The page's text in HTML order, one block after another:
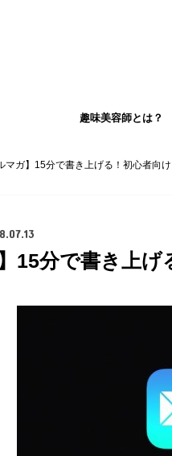
趣味美容師とは？
マガ】15分で書き上げる！初心者向
15分で書き上